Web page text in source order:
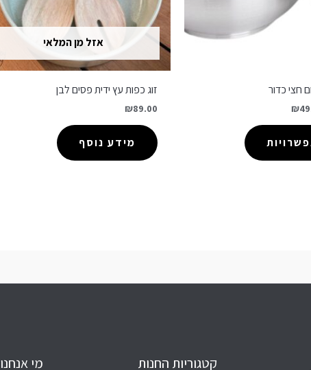
חצי כדור
₪
אזל מן המלאי
זוג כפות עץ ידית פסים לבן
₪89.00
מידע נוסף
קטגוריות החנות מי אנחנו